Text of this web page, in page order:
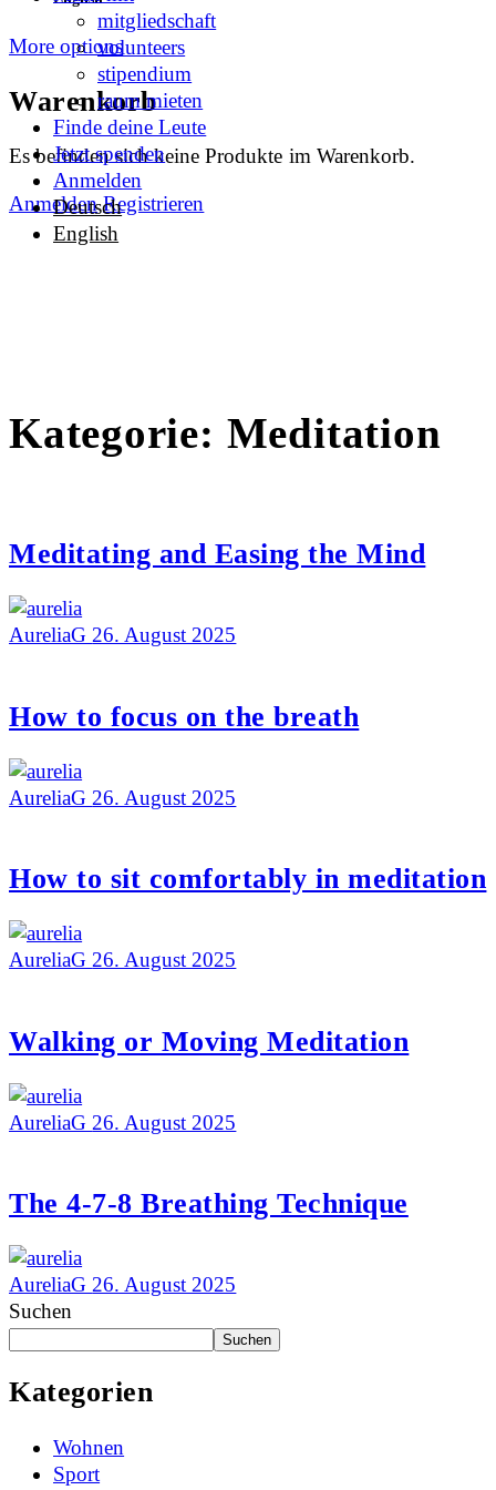
More options
Warenkorb
Es befinden sich keine Produkte im Warenkorb.
Anmelden Registrieren
mitgliedschaft
volunteers
stipendium
raum mieten
Finde deine Leute
Jetzt spenden
Anmelden
Deutsch
English
Kategorie: Meditation
Meditating and Easing the Mind
AureliaG26. August 2025
How to focus on the breath
AureliaG 26. August 2025
How to sit comfortably in meditation
AureliaG26. August 2025
Walking or Moving Meditation
AureliaG 26. August 2025
The 4-7-8 Breathing Technique
AureliaG26. August 2025
Suchen
Suchen
Kategorien
Wohnen
Sport